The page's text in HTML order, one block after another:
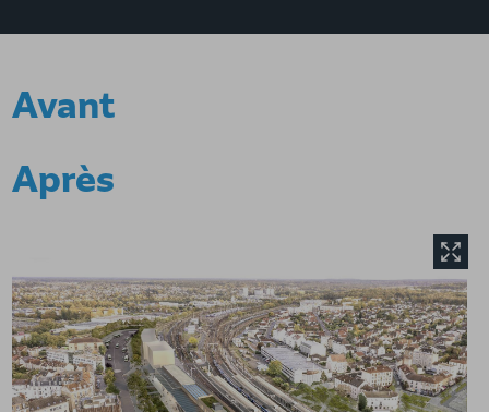
Avant
Après